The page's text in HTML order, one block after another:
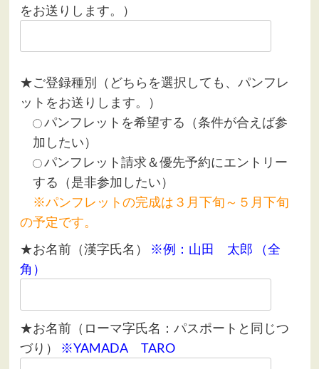
をお送りします。）
★ご登録種別（どちらを選択しても、パンフレ
ットをお送りします。）
パンフレットを希望する（条件が合えば参
加したい）
パンフレット請求＆優先予約にエントリー
する（是非参加したい）
※パンフレットの完成は３月下旬～５月下旬
の予定です。
★お名前（漢字氏名）
※例：山田 太郎 （全
角）
★お名前（ローマ字氏名：パスポートと同じつ
づり）
※YAMADA TARO